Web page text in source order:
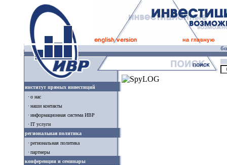
институт прямых инвестиций
о нас
наши контакты
информационная система ИВР
IT услуги
региональная политика
региональная политика
партнеры
конференции и семинары